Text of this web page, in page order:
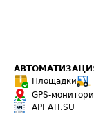
Площадки
GPS-
API ATI.SU